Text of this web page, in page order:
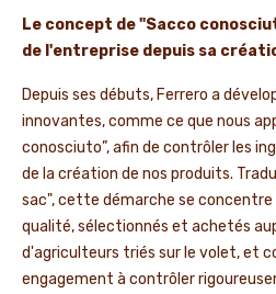
Le concept de "Sacco
de l'entreprise depuis sa
Depuis ses débuts, Ferrero a
innovantes, comme ce que nous
conosciuto”, afin de contrôler les
de la création de nos produits.
sac", cette démarche se concentre
qualité, sélectionnés et achetés
d'agriculteurs triés sur le volet, et
engagement à contrôler